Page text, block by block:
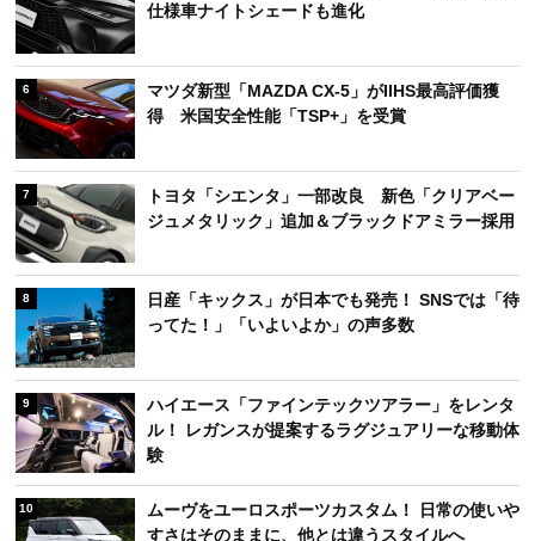
仕様車ナイトシェードも進化
6
マツダ新型「MAZDA CX-5」がIIHS最高評価獲
得 米国安全性能「TSP+」を受賞
7
トヨタ「シエンタ」一部改良 新色「クリアベー
ジュメタリック」追加＆ブラックドアミラー採用
8
日産「キックス」が日本でも発売！ SNSでは「待
ってた！」「いよいよか」の声多数
9
ハイエース「ファインテックツアラー」をレンタ
ル！ レガンスが提案するラグジュアリーな移動体
験
10
ムーヴをユーロスポーツカスタム！ 日常の使いや
すさはそのままに、他とは違うスタイルへ